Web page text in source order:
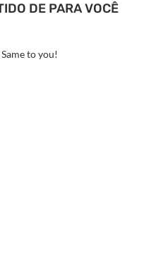
DE PARA VOCÊ
Same to you!